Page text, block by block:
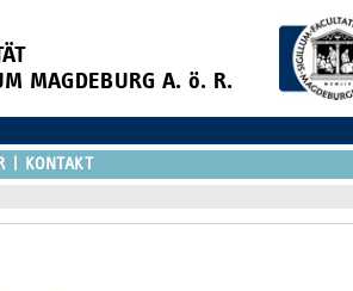
MAGDEBURG A. ö. R.
KONTAKT